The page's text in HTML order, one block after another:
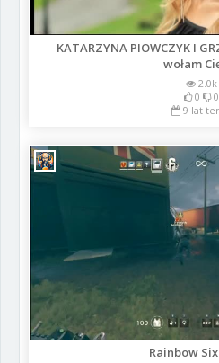
KATARZYNA PIOWCZYK I
wołam
2.0k
0
0
9 lat
Rainbow